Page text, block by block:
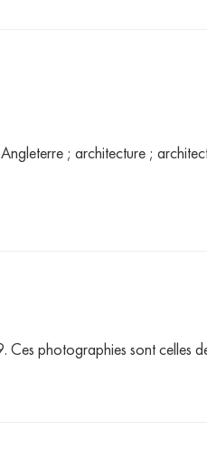
; architecture ;
photographies sont celles